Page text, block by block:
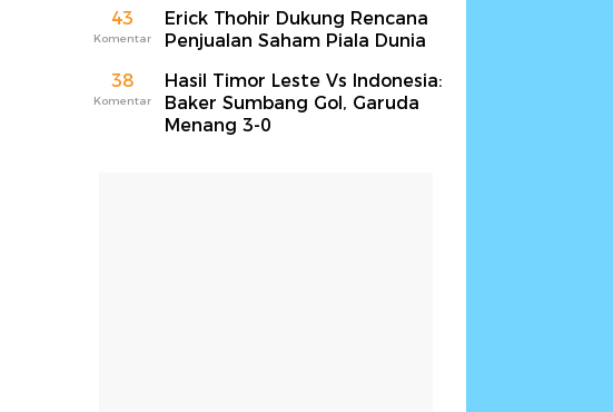
43
Komentar
Erick Thohir Dukung Rencana
Penjualan Saham Piala Dunia
38
Komentar
Hasil Timor Leste Vs Indonesia:
Baker Sumbang Gol, Garuda
Menang 3-0